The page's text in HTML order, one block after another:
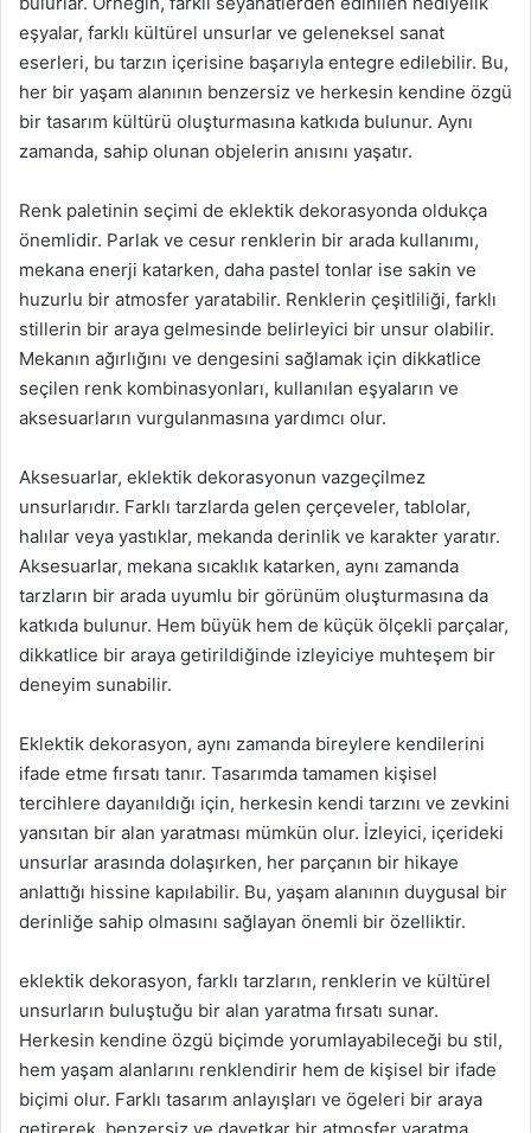
eşyalar, farklı kültürel unsurlar ve geleneksel sanat
eserleri, bu tarzın içerisine başarıyla entegre edilebilir. Bu,
her bir yaşam alanının benzersiz ve herkesin kendine özgü
bir tasarım kültürü oluşturmasına katkıda bulunur. Aynı
zamanda, sahip olunan objelerin anısını yaşatır.
Renk paletinin seçimi de eklektik dekorasyonda oldukça
önemlidir. Parlak ve cesur renklerin bir arada kullanımı,
mekana enerji katarken, daha pastel tonlar ise sakin ve
huzurlu bir atmosfer yaratabilir. Renklerin çeşitliliği, farklı
stillerin bir araya gelmesinde belirleyici bir unsur olabilir.
Mekanın ağırlığını ve dengesini sağlamak için dikkatlice
seçilen renk kombinasyonları, kullanılan eşyaların ve
aksesuarların vurgulanmasına yardımcı olur.
Aksesuarlar, eklektik dekorasyonun vazgeçilmez
unsurlarıdır. Farklı tarzlarda gelen çerçeveler, tablolar,
halılar veya yastıklar, mekanda derinlik ve karakter yaratır.
Aksesuarlar, mekana sıcaklık katarken, aynı zamanda
tarzların bir arada uyumlu bir görünüm oluşturmasına da
katkıda bulunur. Hem büyük hem de küçük ölçekli parçalar,
dikkatlice bir araya getirildiğinde izleyiciye muhteşem bir
deneyim sunabilir.
Eklektik dekorasyon, aynı zamanda bireylere kendilerini
ifade etme fırsatı tanır. Tasarımda tamamen kişisel
tercihlere dayanıldığı için, herkesin kendi tarzını ve zevkini
yansıtan bir alan yaratması mümkün olur. İzleyici, içerideki
unsurlar arasında dolaşırken, her parçanın bir hikaye
anlattığı hissine kapılabilir. Bu, yaşam alanının duygusal bir
derinliğe sahip olmasını sağlayan önemli bir özelliktir.
eklektik dekorasyon, farklı tarzların, renklerin ve kültürel
unsurların buluştuğu bir alan yaratma fırsatı sunar.
Herkesin kendine özgü biçimde yorumlayabileceği bu stil,
hem yaşam alanlarını renklendirir hem de kişisel bir ifade
biçimi olur. Farklı tasarım anlayışları ve ögeleri bir araya